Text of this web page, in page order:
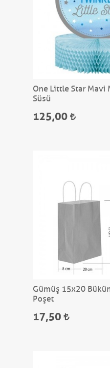
One Little Star Mavi
Süsü
125,00
Gümüş 15x20
Poşet
17,50